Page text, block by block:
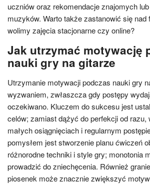
uczniów oraz rekomendacje znajomych
muzyków. Warto także zastanowić się nad
wolimy zajęcia stacjonarne czy online?
Jak utrzymać motywację
nauki gry na gitarze
Utrzymanie motywacji podczas nauki gry
wyzwaniem, zwłaszcza gdy postępy
oczekiwano. Kluczem do sukcesu jest
celów; zamiast dążyć do perfekcji od razu,
małych osiągnięciach i regularnym
pomysłem jest stworzenie planu ćwiczeń
różnorodne techniki i style gry; monotonia
prowadzić do zniechęcenia. Również
piosenek może znacznie zwiększyć